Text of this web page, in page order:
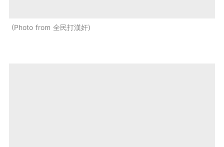
Photo from 全民打漢奸